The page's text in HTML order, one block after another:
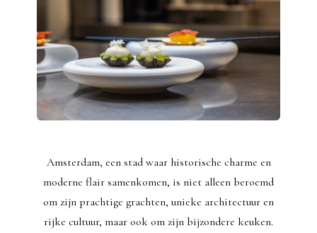
Amsterdam, een stad waar historische charme en
moderne flair samenkomen, is niet alleen beroemd
om zijn prachtige grachten, unieke architectuur en
rijke cultuur, maar ook om zijn bijzondere keuken.